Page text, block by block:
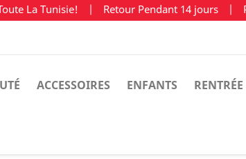
La Tunisie! | Retour Pendant 14 jours |
ACCESSOIRES ENFANTS